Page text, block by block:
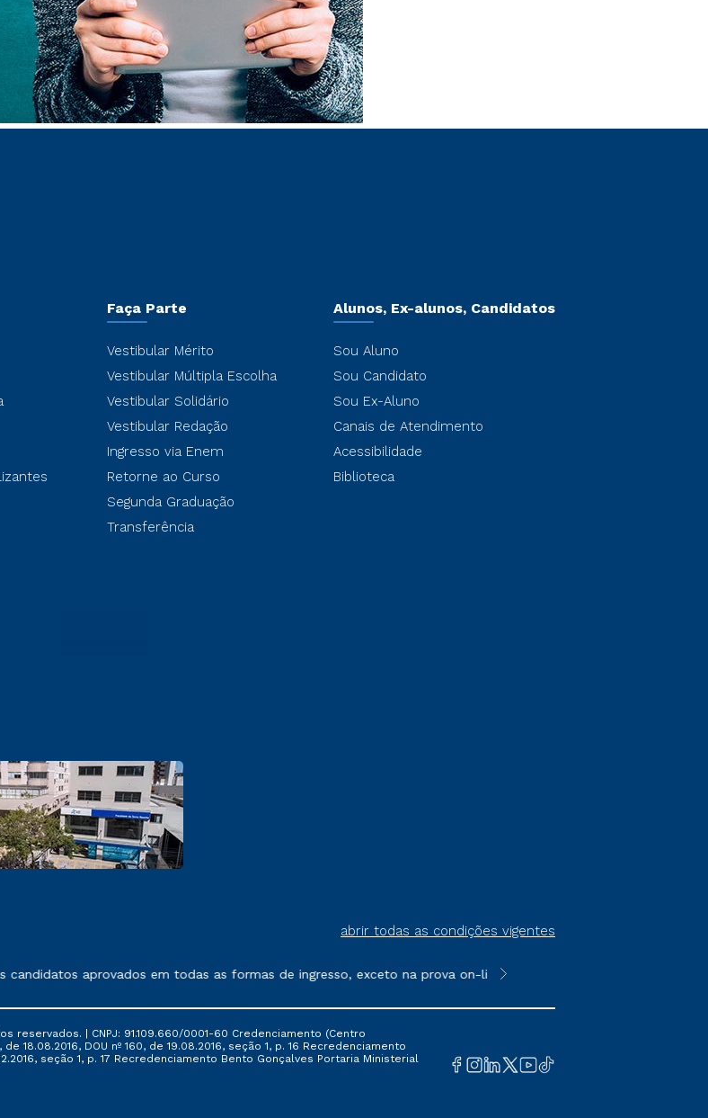
Faça Parte
Vestibular Mérito
Vestibular Múltipla Escolha
Vestibular Solidário
Vestibular Redação
Ingresso via Enem
Retorne ao Curso
Segunda Graduação
Transferência
Alunos, Ex-alunos, Candidatos
Sou Aluno
Sou Candidato
Sou Ex-Aluno
Canais de Atendimento
Acessibilidade
Biblioteca
abrir todas as condições vigentes
de prestação de serviços.
aprovados em todas as formas de ingresso, exceto na prova on-line ou agendada, que ofertam
**Semipresencial é um formato do
reservados. | CNPJ: 91.109.660/0001-60 Credenciamento (Centro
18.08.2016, DOU nº 160, de 19.08.2016, seção 1, p. 16 Recredenciamento
seção 1, p. 17 Recredenciamento Bento Gonçalves Portaria Ministerial